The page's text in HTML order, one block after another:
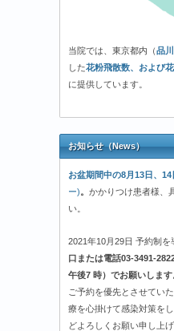
当院では、東京都内（品
した花粉飛散数、および
に提供しています。
お知らせ（News）
お盆期間中の8月13日、
ー)。 かかりつけ患者様、
い。
2021年10月29日 予約制を
口または電話03-3491-
午後7 時）でお願いします
ご予約を優先とさせてい
療を心掛けて感染対策を
どよろしくお願い申し上